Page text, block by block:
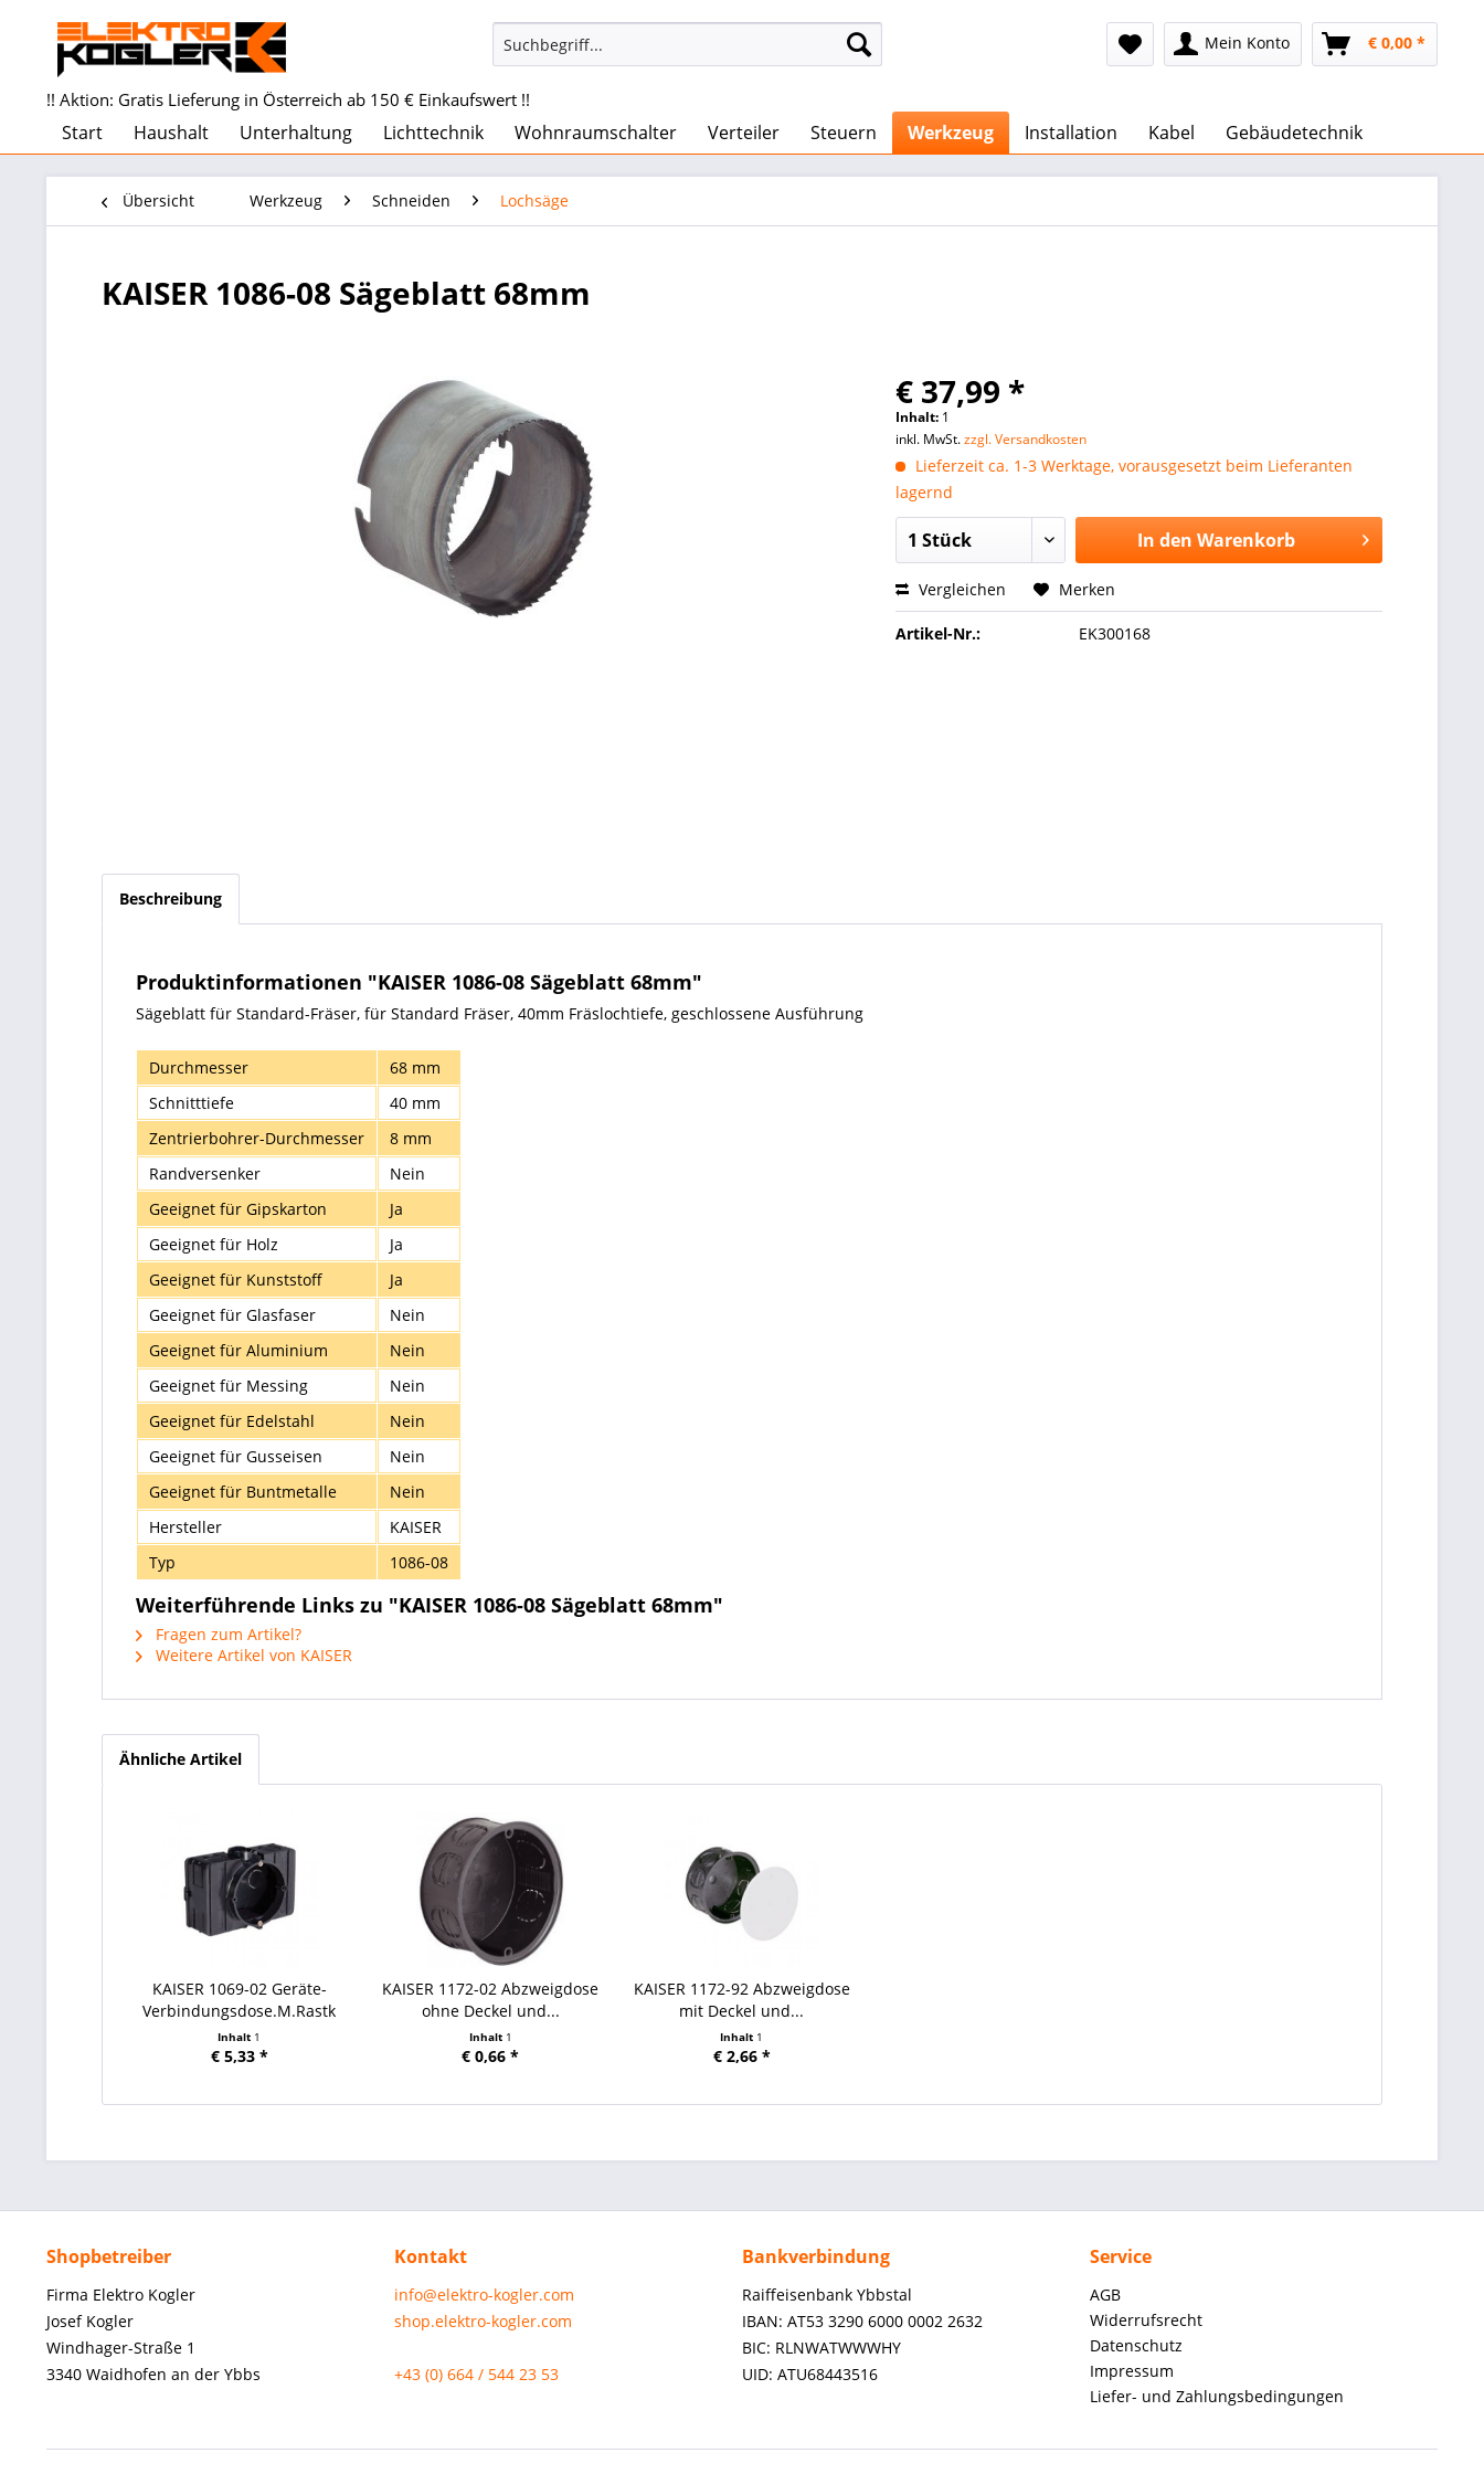
Mein Konto € 0,00 *
!! Aktion: Gratis Lieferung in Österreich ab 150 € Einkaufswert !!
Start Haushalt Unterhaltung Lichttechnik Wohnraumschalter Verteiler Steuern Werkzeug Installation Kabel Gebäudetechnik
Übersicht Werkzeug Schneiden Lochsäge
KAISER 1086-08 Sägeblatt 68mm
€ 37,99 *
Inhalt: 1
inkl. MwSt.zzgl. Versandkosten
Lieferzeit ca. 1-3 Werktage, vorausgesetzt beim Lieferanten
lagernd
In den Warenkorb
Vergleichen Merken
Artikel-Nr.: EK300168
Beschreibung
Produktinformationen "KAISER 1086-08 Sägeblatt 68mm"
Sägeblatt für Standard-Fräser, für Standard Fräser, 40mm Fräslochtiefe, geschlossene Ausführung
Durchmesser
68 mm
Schnitttiefe
40 mm
Zentrierbohrer-Durchmesser
8 mm
Randversenker
Nein
Geeignet für Gipskarton
Ja
Geeignet für Holz
Ja
Geeignet für Kunststoff
Ja
Geeignet für Glasfaser
Nein
Geeignet für Aluminium
Nein
Geeignet für Messing
Nein
Geeignet für Edelstahl
Nein
Geeignet für Gusseisen
Nein
Geeignet für Buntmetalle
Nein
Hersteller
KAISER
Typ
1086-08
Weiterführende Links zu "KAISER 1086-08 Sägeblatt 68mm"
Fragen zum Artikel?
Weitere Artikel von KAISER
Ähnliche Artikel
KAISER 1069-02 Geräte-
Verbindungsdose.M.Rastk
Inhalt 1
€ 5,33 *
KAISER 1172-02 Abzweigdose
ohne Deckel und...
Inhalt 1
€ 0,66 *
KAISER 1172-92 Abzweigdose
mit Deckel und...
Inhalt 1
€ 2,66 *
Shopbetreiber
Firma Elektro Kogler
Josef Kogler
Windhager-Straße 1
3340 Waidhofen an der Ybbs
Kontakt
info@elektro-kogler.com
shop.elektro-kogler.com
+43 (0) 664 / 544 23 53
Bankverbindung
Raiffeisenbank Ybbstal
IBAN: AT53 3290 6000 0002 2632
BIC: RLNWATWWWHY
UID: ATU68443516
Service
AGB
Widerrufsrecht
Datenschutz
Impressum
Liefer- und Zahlungsbedingungen